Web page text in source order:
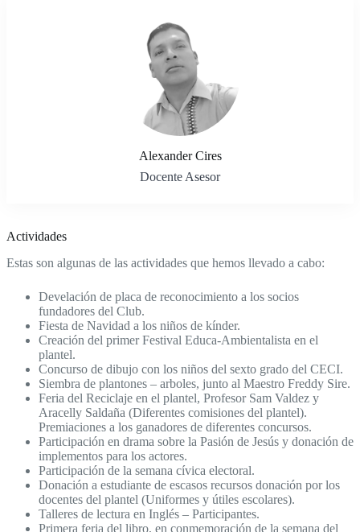
Alexander Cires
Docente Asesor
Actividades
Estas son algunas de las actividades que hemos llevado a cabo:
Develación de placa de reconocimiento a los socios
fundadores del Club.
Fiesta de Navidad a los niños de kínder.
Creación del primer Festival Educa-Ambientalista en el
plantel.
Concurso de dibujo con los niños del sexto grado del CECI.
Siembra de plantones – arboles, junto al Maestro Freddy Sire.
Feria del Reciclaje en el plantel, Profesor Sam Valdez y
Aracelly Saldaña (Diferentes comisiones del plantel).
Premiaciones a los ganadores de diferentes concursos.
Participación en drama sobre la Pasión de Jesús y donación de
implementos para los actores.
Participación de la semana cívica electoral.
Donación a estudiante de escasos recursos donación por los
docentes del plantel (Uniformes y útiles escolares).
Talleres de lectura en Inglés – Participantes.
Primera feria del libro, en conmemoración de la semana del